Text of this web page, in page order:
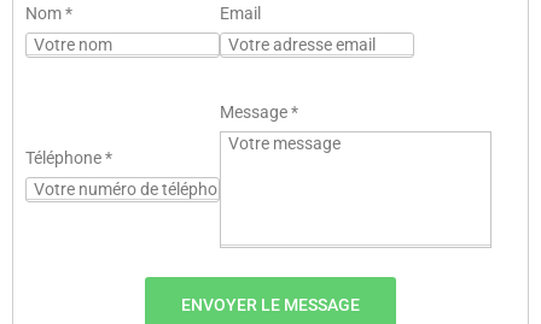
Nom* Email
Téléphone*
Message*
ENVOYER LE MESSAGE